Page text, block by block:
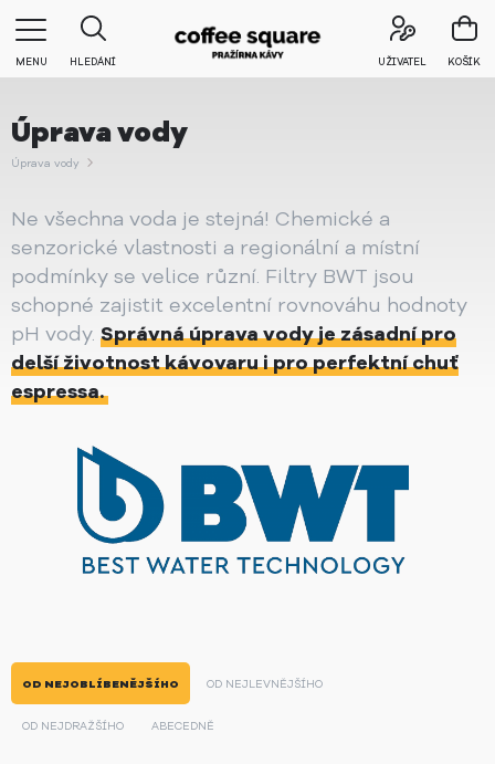
MENU HLEDÁNÍ UŽIVATEL KOŠÍK
Úprava vody
Úprava vody
Ne všechna voda je stejná! Chemické a
senzorické vlastnosti a regionální a místní
podmínky se velice různí. Filtry BWT jsou
schopné zajistit excelentní rovnováhu hodnoty
pH vody. Správná úprava vody je zásadní pro
delší životnost kávovaru i pro perfektní chuť
espressa.
OD NEJOBLÍBENĚJŠÍHO OD NEJLEVNĚJŠÍHO
OD NEJDRAŽŠÍHO ABECEDNĚ